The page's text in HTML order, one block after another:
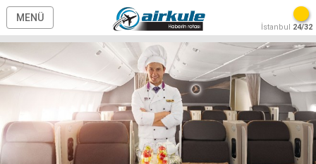
MENÜ
İstanbul 24/32